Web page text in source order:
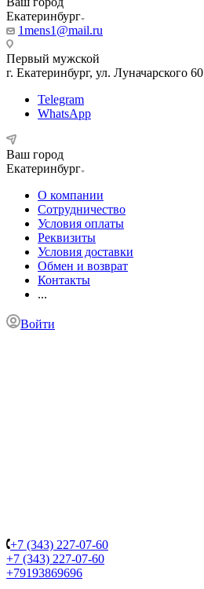
Екатеринбург
1mens1@mail.ru
Первый мужской
г. Екатеринбург, ул. Луначарского 60
Telegram
WhatsApp
Ваш город
Екатеринбург
О компании
Сотрудничество
Условия оплаты
Реквизиты
Условия доставки
Обмен и возврат
Контакты
...
Войти
+7 (343) 227-07-60
+7 (343) 227-07-60
+79193869696